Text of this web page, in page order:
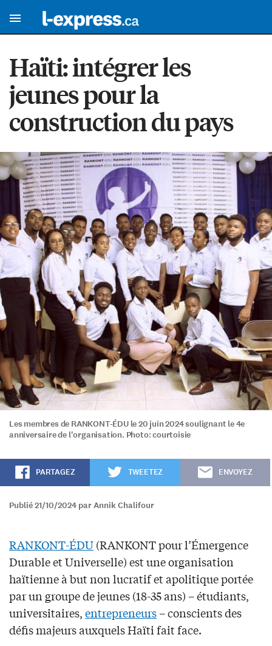
Haïti: intégrer les
jeunes pour la
construction du pays
Les membres de RANKONT-ÉDU le 20 juin 2024 soulignant le 4e
anniversaire de l'organisation. Photo: courtoisie
PARTAGEZ TWEETEZ ENVOYEZ
Publié 21/10/2024 par Annik Chalifour
RANKONT-ÉDU(RANKONT pour l’Émergence
Durable et Universelle) est une organisation
haïtienne à but non lucratif et apolitique portée
par un groupe de jeunes (18-35 ans) – étudiants,
universitaires,entrepreneurs– conscients des
défis majeurs auxquels Haïti fait face.